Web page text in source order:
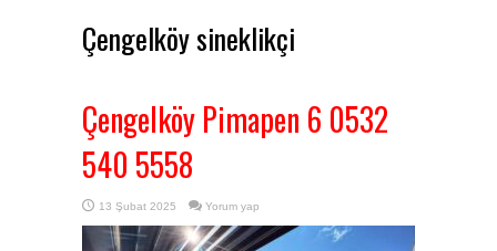
Çengelköy sineklikçi
Çengelköy Pimapen 6 0532
540 5558
13 Şubat 2025 Yorum yap